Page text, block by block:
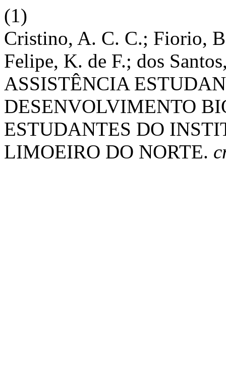
(1)
Cristino, A. C. C.; Fiorio,
Felipe, K. de F.; dos
ASSISTÊNCIA
DESENVOLVIMENTO
ESTUDANTES DO
LIMOEIRO DO NORTE.